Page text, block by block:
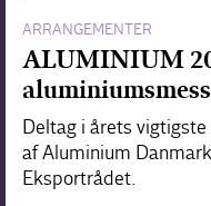
ARRANGEMENTER
ALUMINIUM
Deltag i årets
af Aluminium
Eksportrådet.